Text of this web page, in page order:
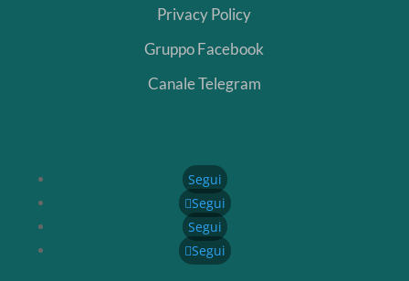
Privacy Policy
Gruppo Facebook
Canale Telegram
Segui
Segui
Segui
Segui